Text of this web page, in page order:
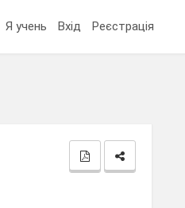
Я учень Вхід Реєстрація